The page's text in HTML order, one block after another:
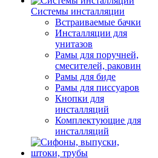
Системы инсталляции
Встраиваемые бачки
Инсталляции для
унитазов
Рамы для поручней,
смесителей, раковин
Рамы для биде
Рамы для писсуаров
Кнопки для
инсталляций
Комплектующие для
инсталляций